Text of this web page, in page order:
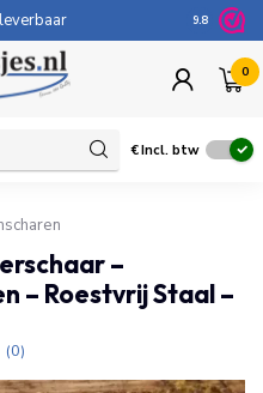
100
9.8
0
€Incl. btw
–
– Roestvrij Staal –
(0)